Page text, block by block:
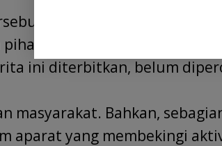
awak media telah
Polres Binjai melalui pesan
ini diterbitkan, belum
masyarakat. Bahkan,
aparat yang membekingi